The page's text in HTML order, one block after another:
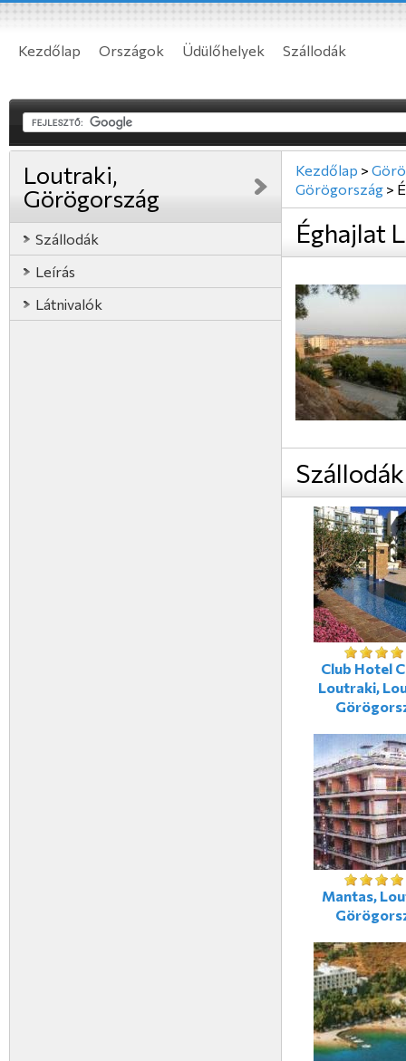
Kezdőlap Országok Üdülőhelyek Szállodák
Loutraki,
Görögország
Szállodák
Leírás
Látnivalók
Kezdőlap >
Görögország >
Éghajlat
Szállodák
Club Hotel
Loutraki,
Mantas,